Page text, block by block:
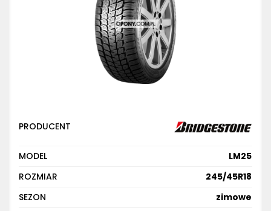
PRODUCENT
MODEL
LM25
ROZMIAR
245/45R18
SEZON
zimowe